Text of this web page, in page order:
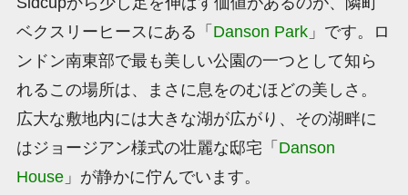
ベクスリーヒースにある「 Danson Park」です。ロ
ンドン南東部で最も美しい公園の一つとして知ら
れるこの場所は、まさに息をのむほどの美しさ。
広大な敷地内には大きな湖が広がり、その湖畔に
はジョージアン様式の壮麗な邸宅「 Danson
House」が静かに佇んでいます。